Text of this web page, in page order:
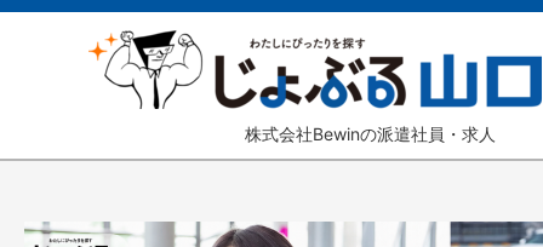
株式会社Bewinの派遣社員・求人